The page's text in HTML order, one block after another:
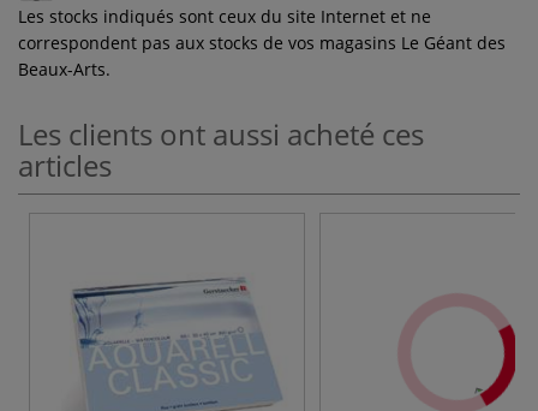
Les stocks indiqués sont ceux du site Internet et ne
correspondent pas aux stocks de vos magasins Le Géant des
Beaux-Arts.
Les clients ont aussi acheté ces
articles